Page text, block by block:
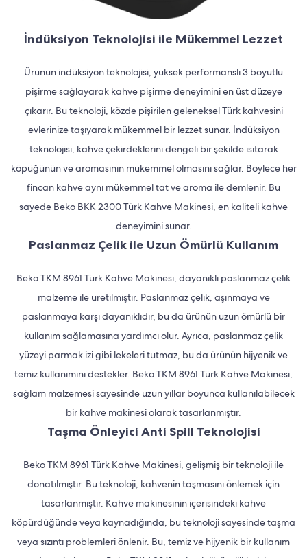
İndüksiyon Teknolojisi ile Mükemmel Lezzet
Ürünün indüksiyon teknolojisi, yüksek performanslı 3 boyutlu
pişirme sağlayarak kahve pişirme deneyimini en üst düzeye
çıkarır. Bu teknoloji, közde pişirilen geleneksel Türk kahvesini
evlerinize taşıyarak mükemmel bir lezzet sunar. İndüksiyon
teknolojisi, kahve çekirdeklerini dengeli bir şekilde ısıtarak
köpüğünün ve aromasının mükemmel olmasını sağlar. Böylece her
fincan kahve aynı mükemmel tat ve aroma ile demlenir. Bu
sayede Beko BKK 2300 Türk Kahve Makinesi, en kaliteli kahve
deneyimini sunar.
Paslanmaz Çelik ile Uzun Ömürlü Kullanım
Beko TKM 8961 Türk Kahve Makinesi, dayanıklı paslanmaz çelik
malzeme ile üretilmiştir. Paslanmaz çelik, aşınmaya ve
paslanmaya karşı dayanıklıdır, bu da ürünün uzun ömürlü bir
kullanım sağlamasına yardımcı olur. Ayrıca, paslanmaz çelik
yüzeyi parmak izi gibi lekeleri tutmaz, bu da ürünün hijyenik ve
temiz kullanımını destekler. Beko TKM 8961 Türk Kahve Makinesi,
sağlam malzemesi sayesinde uzun yıllar boyunca kullanılabilecek
bir kahve makinesi olarak tasarlanmıştır.
Taşma Önleyici Anti Spill Teknolojisi
Beko TKM 8961 Türk Kahve Makinesi, gelişmiş bir teknoloji ile
donatılmıştır. Bu teknoloji, kahvenin taşmasını önlemek için
tasarlanmıştır. Kahve makinesinin içerisindeki kahve
köpürdüğünde veya kaynadığında, bu teknoloji sayesinde taşma
veya sızıntı problemleri önlenir. Bu, temiz ve hijyenik bir kullanım